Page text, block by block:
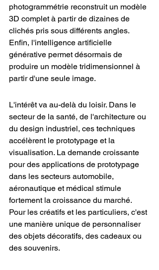
photogrammétrie reconstruit un modèle
3D complet à partir de dizaines de
clichés pris sous différents angles.
Enfin, l'intelligence artificielle
générative permet désormais de
produire un modèle tridimensionnel à
partir d'une seule image.
L'intérêt va au-delà du loisir. Dans le
secteur de la santé, de l'architecture ou
du design industriel, ces techniques
accélèrent le prototypage et la
visualisation. La demande croissante
pour des applications de prototypage
dans les secteurs automobile,
aéronautique et médical stimule
fortement la croissance du marché.
Pour les créatifs et les particuliers, c'est
une manière unique de personnaliser
des objets décoratifs, des cadeaux ou
des souvenirs.